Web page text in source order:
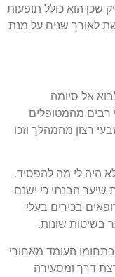
שכן הוא כולל תופעות
לאורך שנים על מנת
אל סיומה
מהמטופלים
רצון מהמהלך וזכו
היה לי מה להפסיד.
הבנתי כי ישנם
בכירים בעלי
בשיטות שונות.
העומד מאחורי
דרך ומסעירה